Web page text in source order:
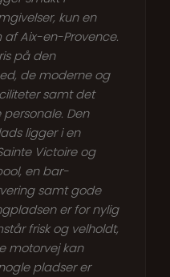
kun en
Aix-en-Provence.
på den
de moderne og
samt det
Den
ligger i en
Victoire og
en bar-
samt gode
er for nylig
frisk og velholdt,
motorvej kan
pladser er